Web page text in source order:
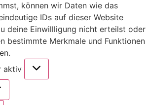
können wir Daten wie das
IDs auf dieser Website
deine Einwillligung nicht erteilst oder
bestimmte Merkmale und Funktionen
aktiv